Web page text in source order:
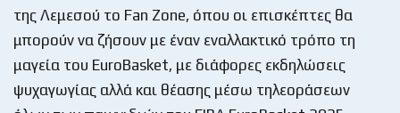
της Λεμεσού το Fan Zone, όπου οι επισκέπτες θα
μπορούν να ζήσουν με έναν εναλλακτικό τρόπο τη
μαγεία του EuroBasket, με διάφορες εκδηλώσεις
ψυχαγωγίας αλλά και θέασης μέσω τηλεοράσεων